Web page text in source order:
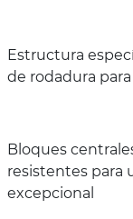
Estructura
de rodadura
Bloques
resistentes para
excepcional